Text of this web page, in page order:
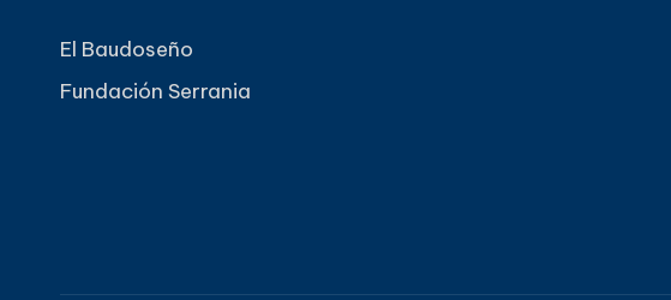
El Baudoseño
Fundación Serrania